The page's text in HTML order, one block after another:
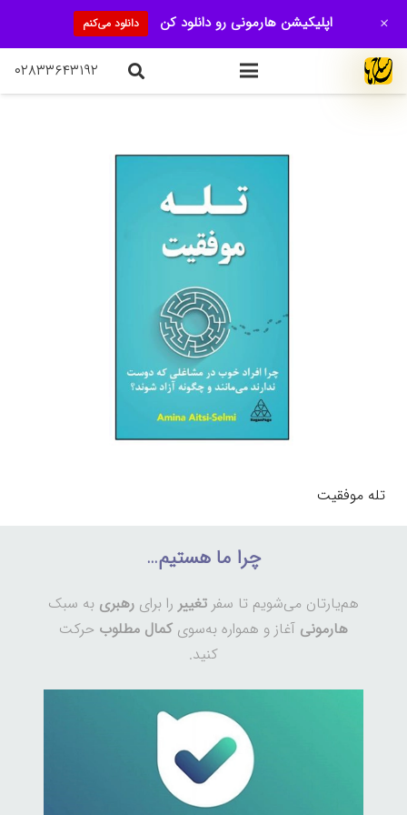
۰۲۸۳۳۶۴۳۱۹۲
تله موفقیت
چرا ما هستیم…
هم‌یارتان می‌شویم تا سفر تغییر را برای رهبری به سبک
هارمونی آغاز و همواره به‌سوی کمال مطلوب حرکت
کنید.
اپلیکیشن هارمونی رو دانلود کن دانلود می‌کنم +